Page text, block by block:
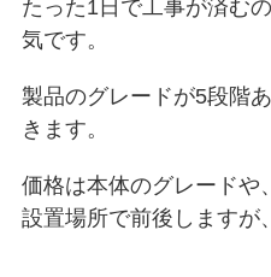
たった1日で工事が済む
気です。
製品のグレードが5段階
きます。
価格は本体のグレードや
設置場所で前後しますが